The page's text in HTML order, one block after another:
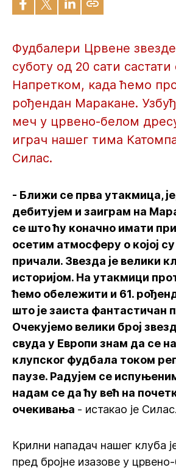
Фудбалери Црвене
суботу од 20 сати састати
Напретком, када ћемо
рођендан Маракане.
меч у црвено-белом
играч нашег тима
Силас.
- Ближи се прва утакмица,
дебитујем и заиграм на
се што ћу коначно имати
осетим атмосферу о којој
причали. Звезда је велики
историјом. На утакмици
ћемо обележити и 61.
што је заиста фантастичан
Очекујемо велики број
свуда у Европи знам да се
клупског фудбала током
паузе. Радујем се
надам се да ћу већ на
очекивања - истакао је Силас.
Крилни нападач нашег клуба
пред бројне изазове у